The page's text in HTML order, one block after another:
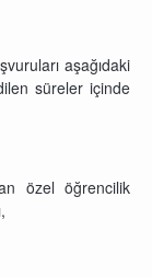
aşağıdaki
süreler içinde
özel öğrencilik